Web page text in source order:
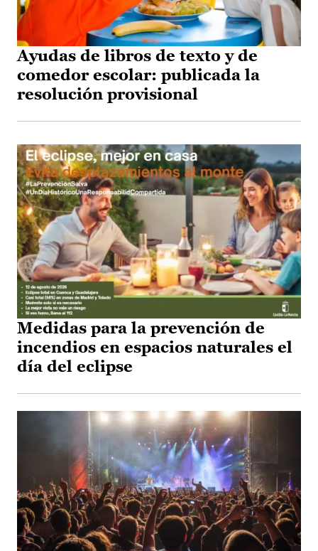
Ayudas de libros de texto y de
comedor escolar: publicada la
resolución provisional
Medidas para la prevención de
incendios en espacios naturales el
día del eclipse